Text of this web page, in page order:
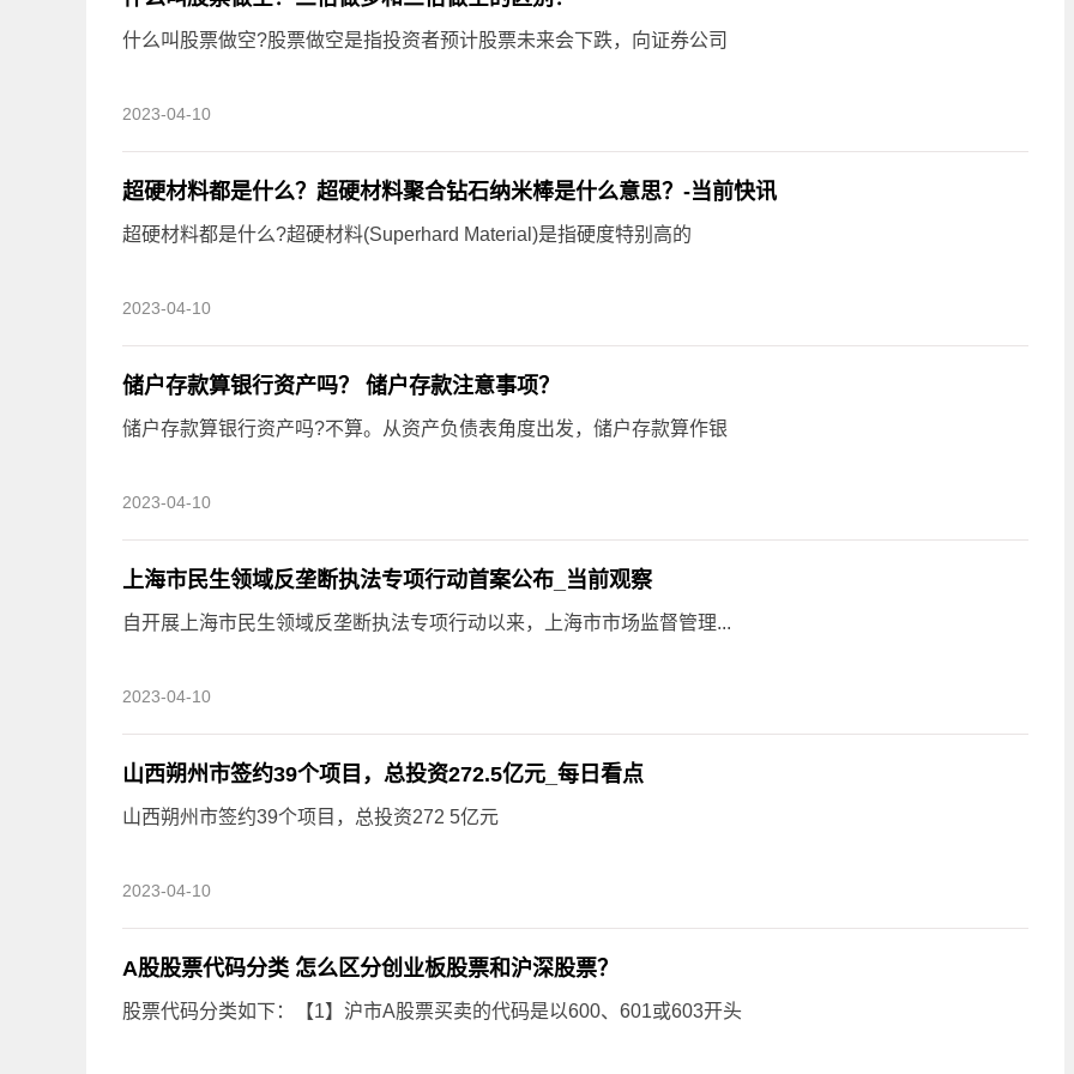
什么叫股票做空?股票做空是指投资者预计股票未来会下跌，向证券公司
2023-04-10
超硬材料都是什么？超硬材料聚合钻石纳米棒是什么意思？-当前快讯
超硬材料都是什么?超硬材料(Superhard Material)是指硬度特别高的
2023-04-10
储户存款算银行资产吗？ 储户存款注意事项？
储户存款算银行资产吗?不算。从资产负债表角度出发，储户存款算作银
2023-04-10
上海市民生领域反垄断执法专项行动首案公布_当前观察
自开展上海市民生领域反垄断执法专项行动以来，上海市市场监督管理...
2023-04-10
山西朔州市签约39个项目，总投资272.5亿元_每日看点
山西朔州市签约39个项目，总投资272 5亿元
2023-04-10
A股股票代码分类 怎么区分创业板股票和沪深股票？
股票代码分类如下：【1】沪市A股票买卖的代码是以600、601或603开头